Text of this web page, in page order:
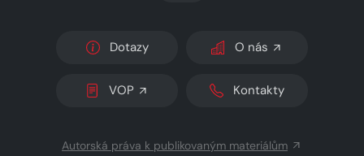
Dotazy O nás
VOP Kontakty
Autorská práva k publikovaným materiálům